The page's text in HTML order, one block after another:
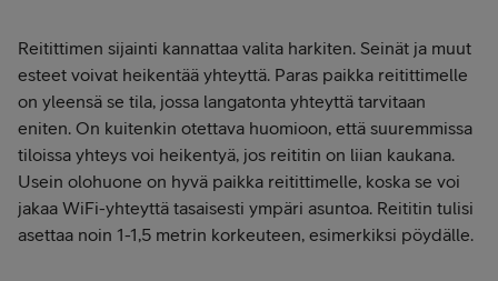
Reitittimen sijainti kannattaa valita harkiten. Seinät ja muut
esteet voivat heikentää yhteyttä. Paras paikka reitittimelle
on yleensä se tila, jossa langatonta yhteyttä tarvitaan
eniten. On kuitenkin otettava huomioon, että suuremmissa
tiloissa yhteys voi heikentyä, jos reititin on liian kaukana.
Usein olohuone on hyvä paikka reitittimelle, koska se voi
jakaa WiFi-yhteyttä tasaisesti ympäri asuntoa. Reititin tulisi
asettaa noin 1-1,5 metrin korkeuteen, esimerkiksi pöydälle.